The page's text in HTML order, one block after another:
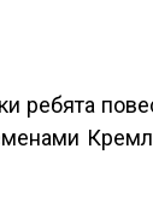
ребята